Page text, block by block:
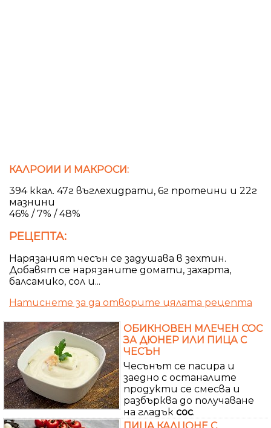
КАЛРОИИ И МАКРОСИ:
394 ккал. 47г въглехидрати, 6г протеини и 22г
мазнини
46% / 7% / 48%
РЕЦЕПТА:
Нарязаният чесън се задушава в зехтин.
Добавят се нарязаните домати, захарта,
балсамико, сол и...
Натиснете за да отворите цялата рецепта
ОБИКНОВЕН МЛЕЧЕН СОС
ЗА ДЮНЕР ИЛИ ПИЦА С
ЧЕСЪН
Чесънът се пасира и
заедно с останалите
продукти се смесва и
разбърква до получаване
на гладък сос.
ПИЦА КАЛЦОНЕ С